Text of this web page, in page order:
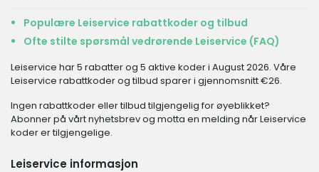
Populære Leiservice rabattkoder og tilbud
Ofte stilte spørsmål vedrørende Leiservice (FAQ)
Leiservice har 5 rabatter og 5 aktive koder i August 2026. Våre
Leiservice rabattkoder og tilbud sparer i gjennomsnitt €26.
Ingen rabattkoder eller tilbud tilgjengelig for øyeblikket?
Abonner på vårt nyhetsbrev og motta en melding når Leiservice
koder er tilgjengelige.
Leiservice informasjon